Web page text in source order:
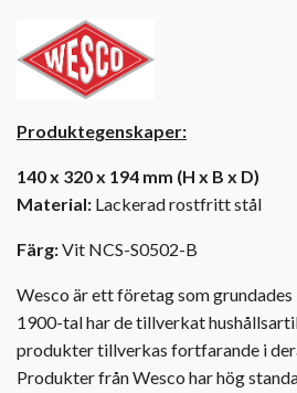
Produktegenskaper:
140 x 320 x 194 mm (H x B x D)
Material: Lackerad rostfritt stål
Färg:Vit NCS-S0502-B
Wesco är ett företag som
1900-tal har de tillverkat
produkter tillverkas fortfarande i
Produkter från Wesco har hög